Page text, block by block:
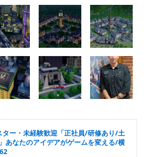
ター・未経験歓迎「正社員/研修あり/土
あなたのアイデアがゲームを変える/横